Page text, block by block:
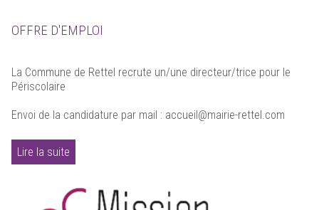
OFFRE D'EMPLOI
La Commune de Rettel recrute un/une directeur/trice pour le
Périscolaire
Envoi de la candidature par mail : accueil@mairie-rettel.com
Lire la suite